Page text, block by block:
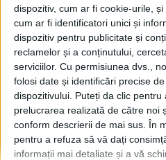
dispozitiv, cum ar fi cookie-urile,
cum ar fi identificatori unici și
dispozitiv pentru publicitate și
reclamelor și a conținutului,
serviciilor. Cu permisiunea dvs.,
folosi date și identificări precise
dispozitivului. Puteți da clic
prelucrarea realizată de către noi
conform descrierii de mai sus. În
pentru a refuza să vă dați
informații mai detaliate și a vă
© 2020 Radio TOP Suceava 104 FM